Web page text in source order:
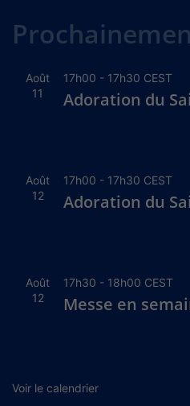
Août
11
17h00 - 17h30 CEST
Adoration du
Août
12
17h00 - 17h30 CEST
Adoration du
Août
12
17h30 - 18h00 CEST
Messe en
Voir le calendrier